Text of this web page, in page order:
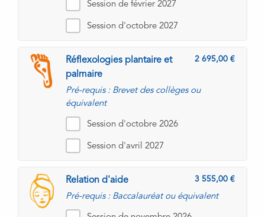
Session de février 2027
Session d'octobre 2027
2 695,00
Réflexologies plantaire et
palmaire
Pré-requis : Brevet des collèges ou
équivalent
Session d'octobre 2026
Session d'avril 2027
3 555,00
Relation d'aide
Pré-requis : Baccalauréat ou équivalent